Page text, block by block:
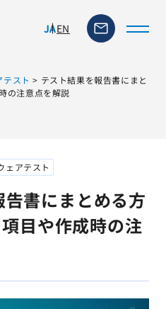
JAEN
テスト > テスト結果を報告書にまと
の注意点を解説
ェアテスト
書にまとめる方
目や作成時の注